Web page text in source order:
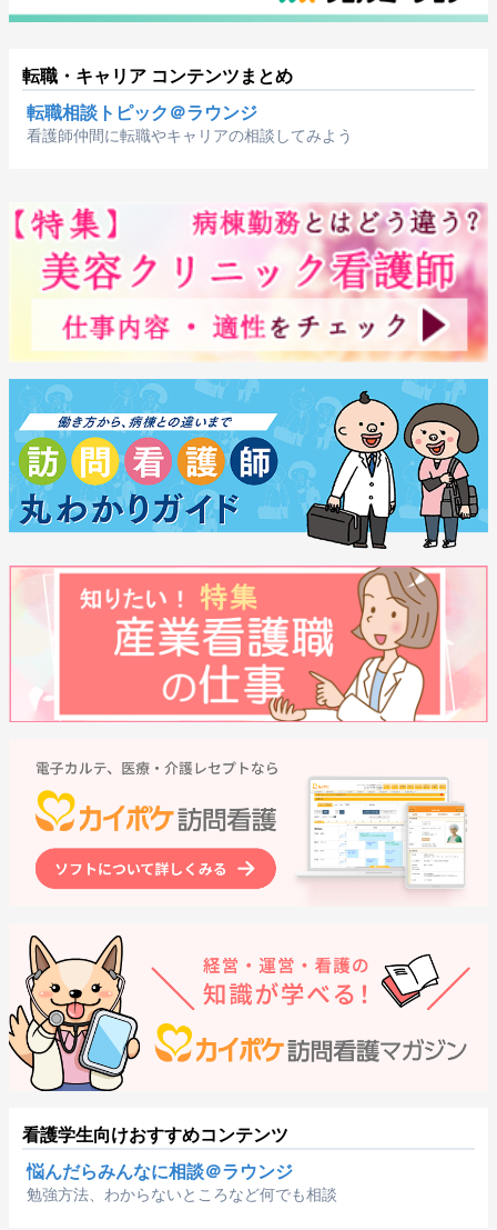
転職・キャリア コンテンツまとめ
転職相談トピック＠ラウンジ
看護師仲間に転職やキャリアの相談してみよう
看護学生向けおすすめコンテンツ
悩んだらみんなに相談＠ラウンジ
勉強方法、わからないところなど何でも相談